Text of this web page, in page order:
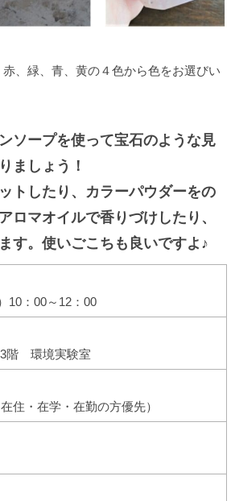
、緑、青、黄の４色から色をお選びい
ソープを使って宝石のような見
ましょう！
トしたり、カラーパウダーをの
ロマオイルで香りづけしたり、
す。使いごこちも良いですよ♪
10：00～12：00
3階 環境実験室
住・在学・在勤の方優先）